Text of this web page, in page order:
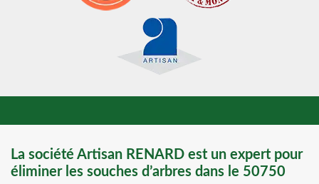
La société Artisan RENARD est un expert pour
éliminer les souches d’arbres dans le 50750